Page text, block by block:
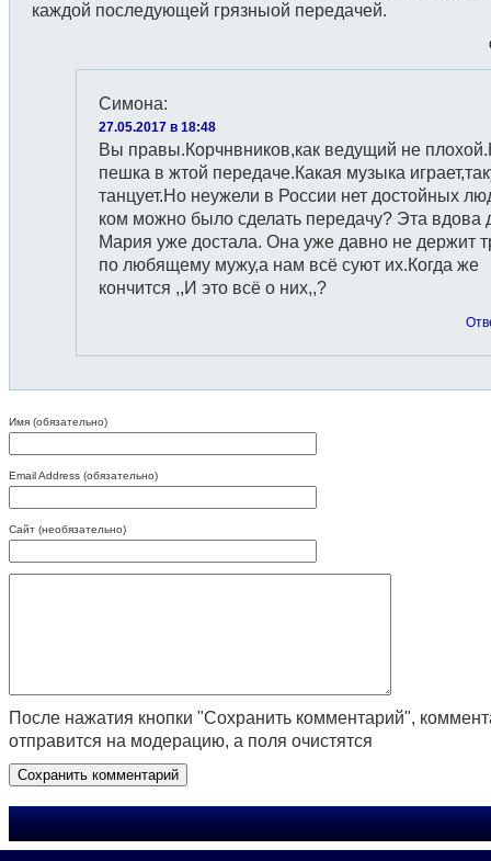
каждой последующей грязныoй передачей.
Симона:
27.05.2017 в 18:48
Вы правы.Корчнвников,как ведущий не
пешка в жтой передаче.Какая музыка
танцует.Но неужели в России нет достойных
ком можно было сделать передачу? Эта вдова
Мария уже достала. Она уже давно не держит
по любящему мужу,а нам всё суют их.Когда же
кончится ,,И это всё о них,,?
Имя (обязательно)
Email Address (обязательно)
Сайт (необязательно)
После нажатия кнопки "Сохранить комментарий",
отправится на модерацию, а поля очистятся